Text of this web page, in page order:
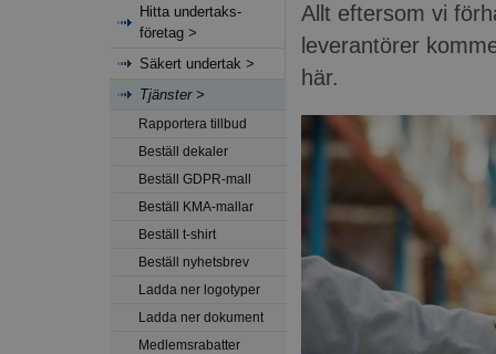
Allt eftersom vi
leverantörer
här.
Hitta undertaks-
företag >
Säkert undertak >
Tjänster >
Rapportera tillbud
Beställ dekaler
Beställ GDPR-mall
Beställ KMA-mallar
Beställ t-shirt
Beställ nyhetsbrev
Ladda ner logotyper
Ladda ner dokument
Medlemsrabatter